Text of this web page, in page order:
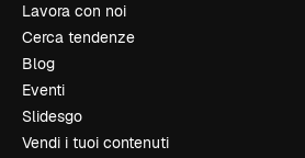
Lavora con noi
Cerca tendenze
Blog
Eventi
Slidesgo
Vendi i tuoi contenuti